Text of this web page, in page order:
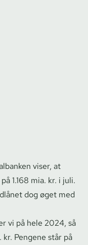
viser, at
1.168 mia. kr. i juli.
dog øget med
vi på hele 2024, så
Pengene står på